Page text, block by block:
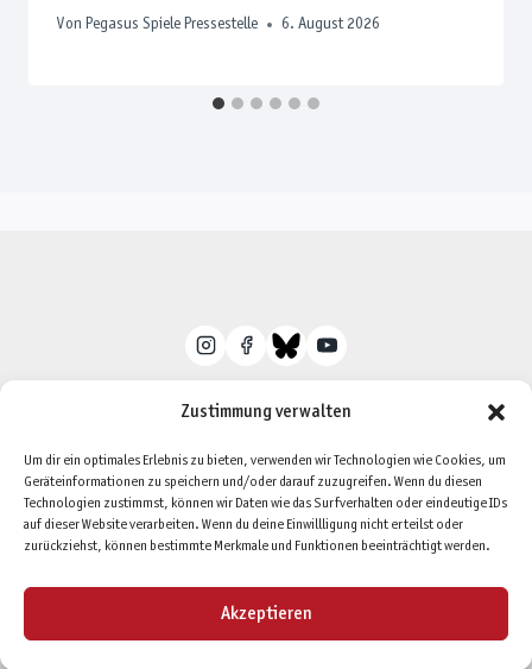
Zustimmung verwalten
Um dir ein optimales Erlebnis zu bieten, verwenden wir Technologien wie Cookies, um
Geräteinformationen zu speichern und/oder darauf zuzugreifen. Wenn du diesen
Technologien zustimmst, können wir Daten wie das Surfverhalten oder eindeutige IDs
auf dieser Website verarbeiten. Wenn du deine Einwillligung nicht erteilst oder
zurückziehst, können bestimmte Merkmale und Funktionen beeinträchtigt werden.
Akzeptieren
Von Pegasus Spiele Pressestelle 6. August 2026
Datenschutzerklärung Impressum
Cookie-Richtlinie (EU)
© 2026 Blog und News Pegasus Spiele